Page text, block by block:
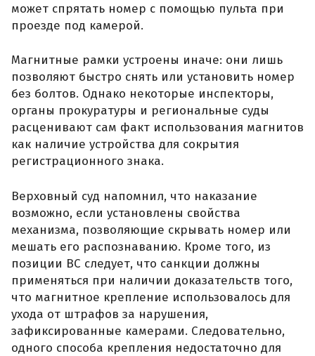
может спрятать номер с помощью пульта при
проезде под камерой.
Магнитные рамки устроены иначе: они лишь
позволяют быстро снять или установить номер
без болтов. Однако некоторые инспекторы,
органы прокуратуры и региональные суды
расценивают сам факт использования магнитов
как наличие устройства для сокрытия
регистрационного знака.
Верховный суд напомнил, что наказание
возможно, если установлены свойства
механизма, позволяющие скрывать номер или
мешать его распознаванию. Кроме того, из
позиции ВС следует, что санкции должны
применяться при наличии доказательств того,
что магнитное крепление использовалось для
ухода от штрафов за нарушения,
зафиксированные камерами. Следовательно,
одного способа крепления недостаточно для